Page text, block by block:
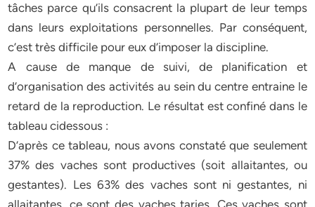
tâches parce qu’ils consacrent la plupart de leur temps
dans leurs exploitations personnelles. Par conséquent,
c’est très difficile pour eux d’imposer la discipline.
A cause de manque de suivi, de planification et
d’organisation des activités au sein du centre entraine le
retard de la reproduction. Le résultat est confiné dans le
tableau cidessous :
D’après ce tableau, nous avons constaté que seulement
37% des vaches sont productives (soit allaitantes, ou
gestantes). Les 63% des vaches sont ni gestantes, ni
allaitantes, ce sont des vaches taries. Ces vaches sont